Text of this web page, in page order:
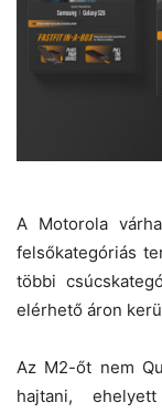
A Motorola
felsőkategóriás
többi
elérhető áron
Az M2-őt nem
hajtani,